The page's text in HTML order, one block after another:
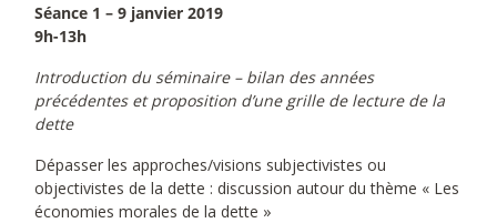
Séance 1 – 9 janvier 2019
9h-13h
Introduction du séminaire – bilan des années
précédentes et proposition d’une grille de lecture de la
dette
Dépasser les approches/visions subjectivistes ou
objectivistes de la dette : discussion autour du thème « Les
économies morales de la dette »